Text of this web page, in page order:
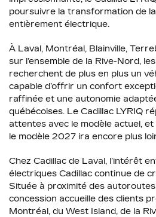
poursuivre la transformation de
entièrement électrique.
À Laval, Montréal, Blainville,
sur l’ensemble de la Rive-Nord,
recherchent de plus en plus un
capable d’offrir un confort
raffinée et une autonomie
québécoises. Le Cadillac LYRIQ
attentes avec le modèle actuel,
le modèle 2027 ira encore plus
Chez Cadillac de Laval, l’intérêt
électriques Cadillac continue de
Située à proximité des
concession accueille des clients
Montréal, du West Island, de la